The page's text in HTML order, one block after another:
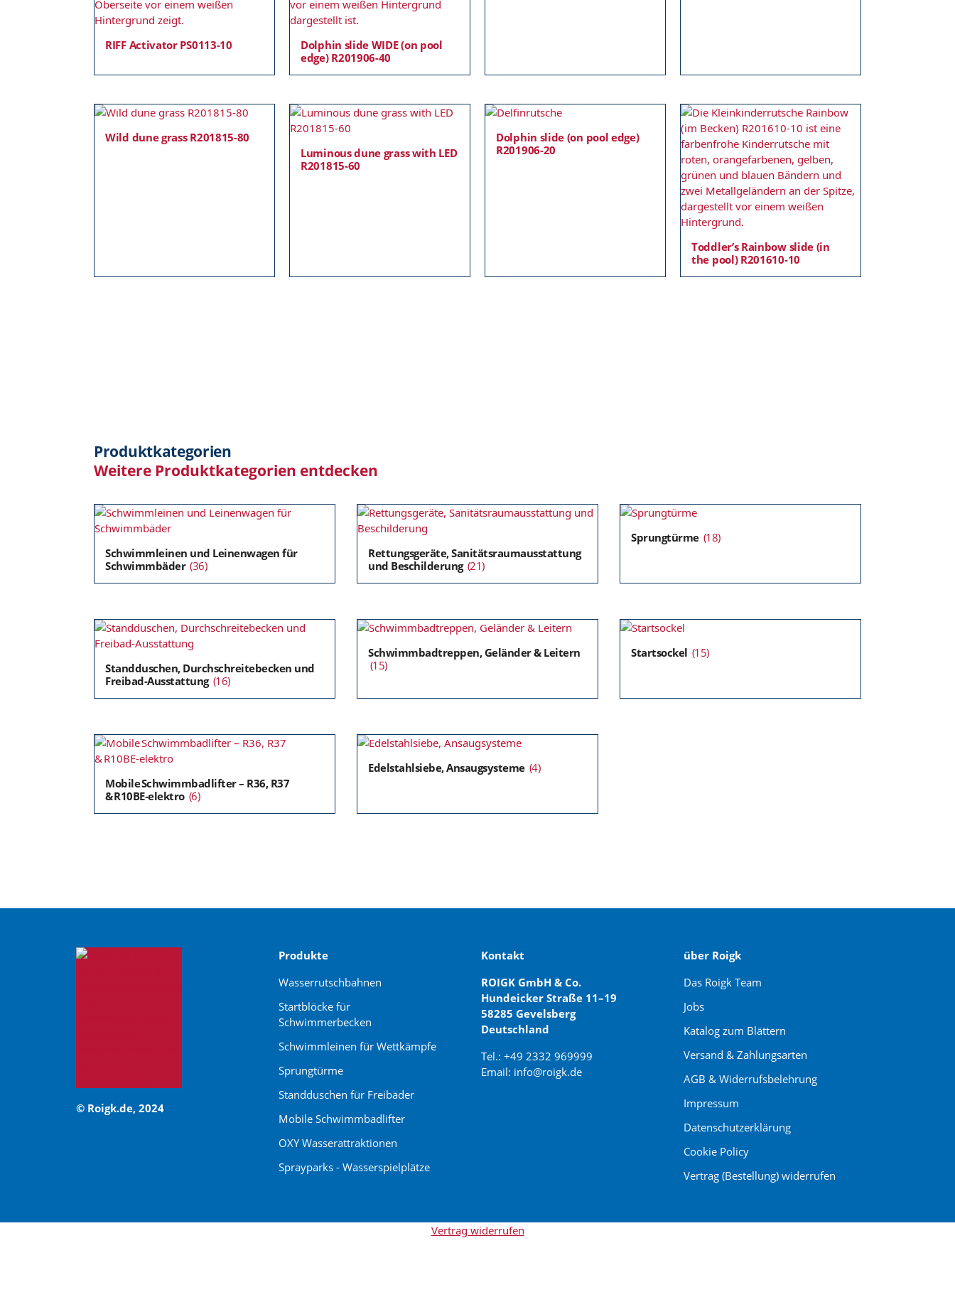
RIFF Activator PS0113-10
Dolphin slide WIDE (on pool
edge) R201906-40
Wild dune grass R201815-80
Luminous dune grass with LED
R201815-60
Dolphin slide (on pool edge)
R201906-20
Toddler’s Rainbow slide (in
the pool) R201610-10
Produktkategorien
Weitere Produktkategorien entdecken
Schwimmleinen und Leinenwagen für
Schwimmbäder (36)
Rettungsgeräte, Sanitätsraumausstattung
und Beschilderung (21)
Sprungtürme (18)
Standduschen, Durchschreitebecken und
Freibad-Ausstattung (16)
Schwimmbadtreppen, Geländer & Leitern
(15)
Startsockel (15)
Mobile Schwimmbadlifter – R36, R37
& R10BE‑elektro (6)
Edelstahlsiebe, Ansaugsysteme (4)
© Roigk.de, 2024
Produkte
Wasserrutschbahnen
Startblöcke für
Schwimmerbecken
Schwimmleinen für Wettkämpfe
Sprungtürme
Standduschen für Freibäder
Mobile Schwimmbadlifter
OXY Wasserattraktionen
Sprayparks - Wasserspielplätze
Kontakt
ROIGK GmbH & Co.
Hundeicker Straße 11–19
58285 Gevelsberg
Deutschland
Tel.: +49 2332 969999
Email: info@roigk.de
über Roigk
Das Roigk Team
Jobs
Katalog zum Blättern
Versand & Zahlungsarten
AGB & Widerrufsbelehrung
Impressum
Datenschutzerklärung
Cookie Policy
Vertrag (Bestellung) widerrufen
Vertrag widerrufen